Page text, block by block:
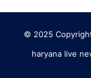
© 2025
haryana live